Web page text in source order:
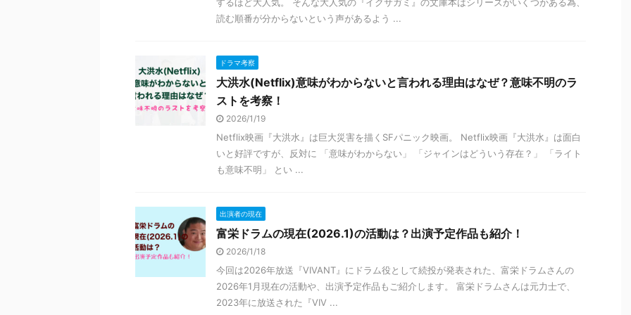
読む順番が分からないという声があるよう ...
ドラマ考察
大洪水(Netflix)意味がわからないと言われる理由はなぜ？意味不明のラ
ストを考察！
2026/1/19
Netflix映画『大洪水』は巨大災害を描くSFパニック映画。 Netflix映画『大洪水』は面白
いと好評ですが、反対に 「意味がわからない」 「ジャインはどういう存在？」 「ライト
も意味不明」 とい ...
出演者の現在
富栄ドラムの現在(2026.1)の活動は？出演予定作品も紹介！
2026/1/18
今回は2026年放送『VIVANT』にドラム役として続投が発表された、富栄ドラムさんの
2026年1月現在の活動や、出演予定作品もご紹介します。 富栄ドラムさんは元力士で、
2023年に放送された『VIV ...